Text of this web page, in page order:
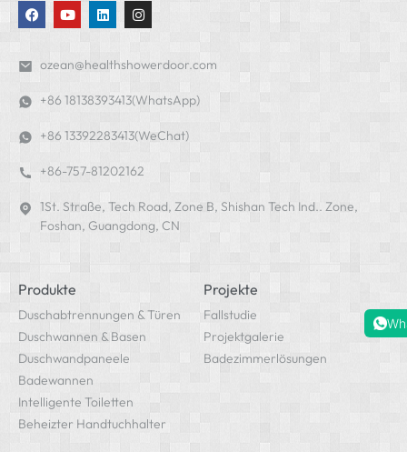
ozean@healthshowerdoor.com
+86 18138393413(WhatsApp)
+86 13392283413(WeChat)
+86-757-81202162
1St. Straße, Tech Road, Zone B, Shishan Tech Ind.. Zone,
Foshan, Guangdong, CN
Produkte
Duschabtrennungen & Türen
Duschwannen & Basen
Duschwandpaneele
Badewannen
Intelligente Toiletten
Beheizter Handtuchhalter
Projekte
Fallstudie
Projektgalerie
Badezimmerlösungen